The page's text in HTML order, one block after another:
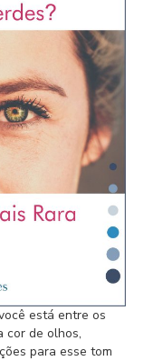
está entre os
cor de olhos,
para esse tom